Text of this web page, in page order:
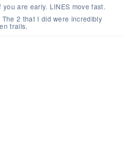
are early. LINES move fast.
2 that I did were incredibly
trails.